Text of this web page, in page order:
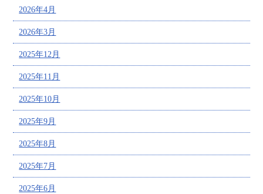
2026年4月
2026年3月
2025年12月
2025年11月
2025年10月
2025年9月
2025年8月
2025年7月
2025年6月